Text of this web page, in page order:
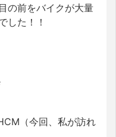
の前をバイクが大量
した！！
（今回、私が訪れ